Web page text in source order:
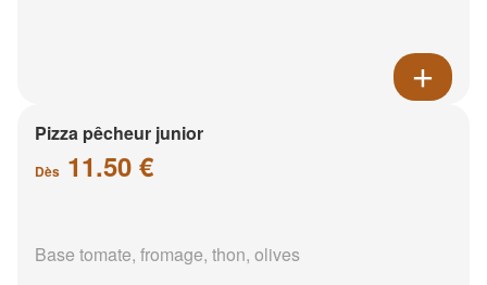
Pizza pêcheur junior
Dès 11.50 €
Base tomate, fromage, thon, olives